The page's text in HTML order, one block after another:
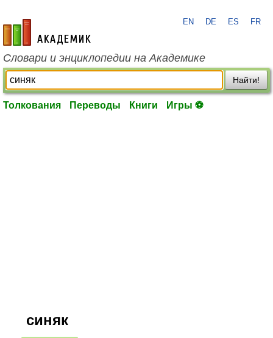
academic.ru
EN DE ES FR
Словари и энциклопедии на Академике
Найти!
Толкования Переводы Книги Игры ⚽
синяк